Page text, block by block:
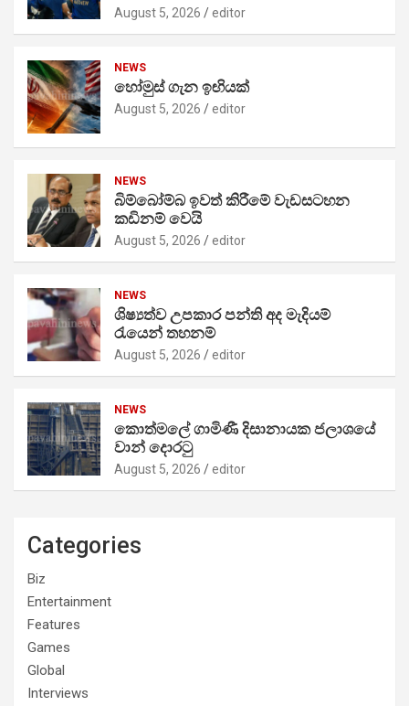
August 5, 2026 editor
NEWS
හෝමුස් ගැන ඉඟියක්
August 5, 2026 editor
NEWS
බිම්බෝම්බ ඉවත් කිරීමේ වැඩසටහන
කඩිනම් වෙයි
August 5, 2026 editor
NEWS
ශිෂ්‍යත්ව උපකාර පන්ති අද මැදියම්
රැයෙන් තහනම්
August 5, 2026 editor
NEWS
කොත්මලේ ගාමිණී දිසානායක ජලාශයේ
වාන් දොරටු
August 5, 2026 editor
Categories
Biz
Entertainment
Features
Games
Global
Interviews